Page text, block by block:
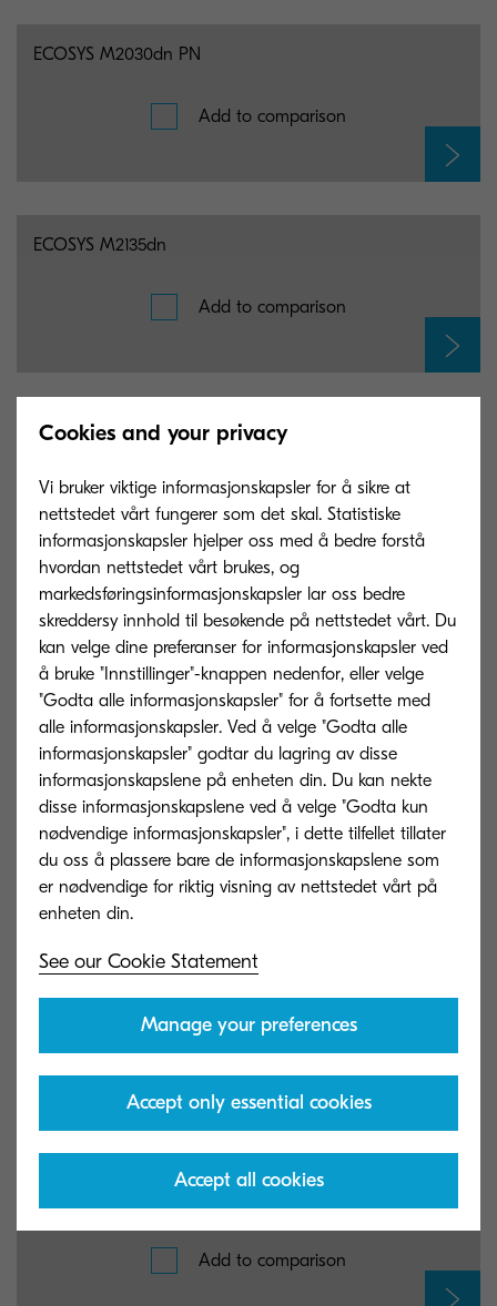
ECOSYS M2030dn PN
Add to comparison
ECOSYS M2135dn
Add to comparison
ECOSYS M2635dn
Add to comparison
ECOSYS M2735dw
Add to comparison
ECOSYS M3040dn
Add to comparison
Add to comparison
Cookies and your privacy
Vi bruker viktige informasjonskapsler for å sikre at
nettstedet vårt fungerer som det skal. Statistiske
informasjonskapsler hjelper oss med å bedre forstå
hvordan nettstedet vårt brukes, og
markedsføringsinformasjonskapsler lar oss bedre
skreddersy innhold til besøkende på nettstedet vårt. Du
kan velge dine preferanser for informasjonskapsler ved
å bruke "Innstillinger"-knappen nedenfor, eller velge
"Godta alle informasjonskapsler" for å fortsette med
alle informasjonskapsler. Ved å velge "Godta alle
informasjonskapsler" godtar du lagring av disse
informasjonskapslene på enheten din. Du kan nekte
disse informasjonskapslene ved å velge "Godta kun
nødvendige informasjonskapsler", i dette tilfellet tillater
du oss å plassere bare de informasjonskapslene som
er nødvendige for riktig visning av nettstedet vårt på
See our Cookie Statement
Manage your preferences
Accept only essential cookies
Accept all cookies